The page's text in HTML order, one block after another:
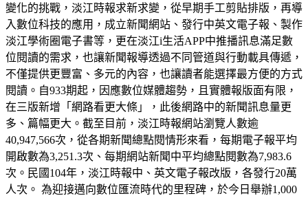
變化的挑戰，淡江時報求新求變，從早期手工剪貼排版，再導
入數位科技的應用，成立新聞網站、發行中英文電子報、製作
淡江學術圈電子書等，更在淡江i生活APP中推播訊息滿足數
位閱讀的需求，也讓新聞報導透過不同管道與行動載具傳遞，
不僅提供更豐富、多元的內容，也讓讀者能選擇最方便的方式
閱讀。自933期起，因應數位媒體趨勢，且實體報版面有限，
在三版新增「網路看更大條」，此後網路中的新聞訊息量更
多、篇幅更大。截至目前，淡江時報網站瀏覽人數逾
40,947,566次，從各期新聞總點閱情形來看，每期電子報平均
開啟數為3,251.3次、每期網站新聞中平均總點閱數為7,983.6
次。民國104年，淡江時報中、英文電子報改版，各發行20萬
人次。 為迎接邁向數位匯流時代的里程碑，於今日舉辦1,000